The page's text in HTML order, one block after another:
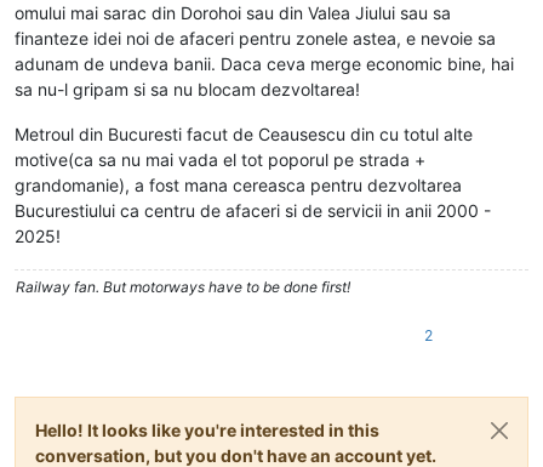
omului mai sarac din Dorohoi sau din Valea Jiului sau sa
finanteze idei noi de afaceri pentru zonele astea, e nevoie sa
adunam de undeva banii. Daca ceva merge economic bine, hai
sa nu-l gripam si sa nu blocam dezvoltarea!
Metroul din Bucuresti facut de Ceausescu din cu totul alte
motive(ca sa nu mai vada el tot poporul pe strada +
grandomanie), a fost mana cereasca pentru dezvoltarea
Bucurestiului ca centru de afaceri si de servicii in anii 2000 -
2025!
Railway fan. But motorways have to be done first!
2
Hello! It looks like you're interested in this
conversation, but you don't have an account yet.